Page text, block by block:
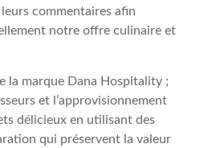
commentaires afin
notre offre culinaire et
la marque Dana Hospitality ;
et l’approvisionnement
délicieux en utilisant des
qui préservent la valeur